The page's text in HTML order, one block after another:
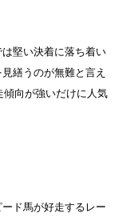
堅い決着に落ち着い
繕うのが無難と言え
傾向が強いだけに人気
ド馬が好走するレー